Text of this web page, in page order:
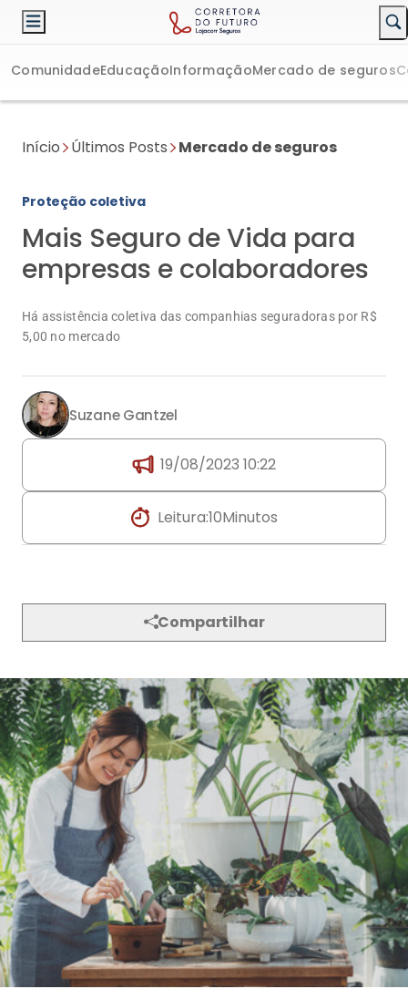
ComunidadeEducaçãoInformaçãoMercado de seguros
Início Últimos Posts Mercado de seguros
Proteção coletiva
Mais Seguro de Vida para
empresas e colaboradores
Há assistência coletiva das companhias seguradoras por R$
5,00 no mercado
Suzane Gantzel
19/08/2023 10:22
Leitura:10Minutos
Compartilhar